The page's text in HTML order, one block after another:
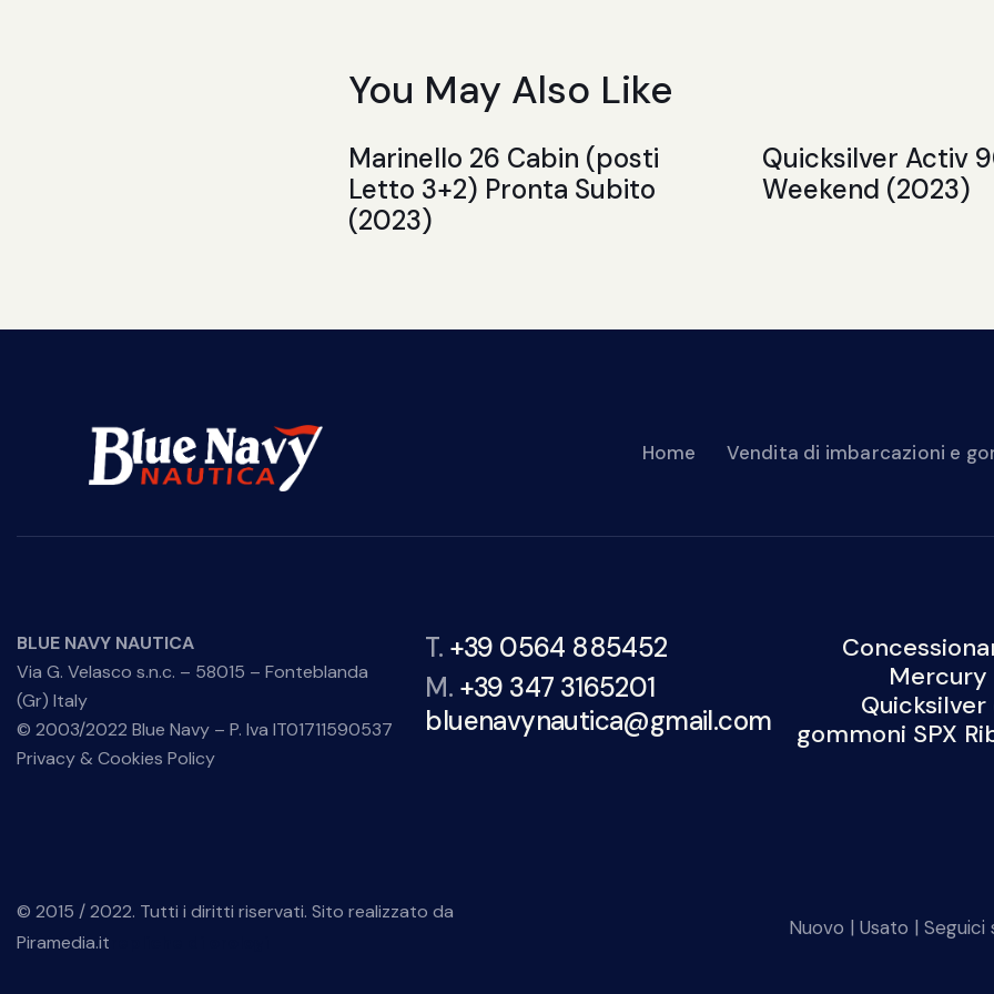
You May Also Like
Marinello 26 Cabin (posti
Letto 3+2) Pronta Subito
(2023)
Quicksilver Activ
Weekend (2023)
Home
Vendita di imbarcazioni e
BLUE NAVY NAUTICA
Via G. Velasco s.n.c. – 58015 – Fonteblanda
(Gr) Italy
© 2003/2022 Blue Navy – P. Iva IT01711590537
Privacy & Cookies Policy
T. +39 0564 885452
M. +39 347 3165201
bluenavynautica@gmail.com
Mercury
gommoni SPX
© 2015 / 2022. Tutti i diritti riservati. Sito realizzato da
Piramedia.it
Nuovo | Usato | Seguici